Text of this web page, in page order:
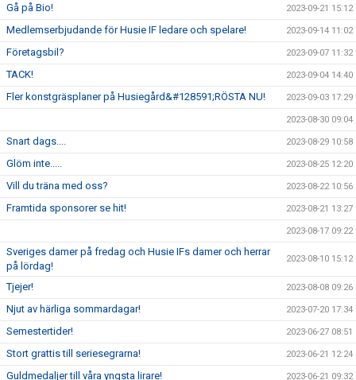
Gå på Bio! 2023-09-21 15:12
Medlemserbjudande för Husie IF ledare och spelare! 2023-09-14 11:02
Företagsbil? 2023-09-07 11:32
TACK! 2023-09-04 14:40
Fler konstgräsplaner på Husiegård&#128591;RÖSTA NU! 2023-09-03 17:29
2023-08-30 09:04
Snart dags.... 2023-08-29 10:58
Glöm inte..... 2023-08-25 12:20
Vill du träna med oss? 2023-08-22 10:56
Framtida sponsorer se hit! 2023-08-21 13:27
2023-08-17 09:22
Sveriges damer på fredag och Husie IFs damer och herrar
på lördag!
2023-08-10 15:12
Tjejer! 2023-08-08 09:26
Njut av härliga sommardagar! 2023-07-20 17:34
Semestertider! 2023-06-27 08:51
Stort grattis till seriesegrarna! 2023-06-21 12:24
Guldmedaljer till våra yngsta lirare! 2023-06-21 09:32